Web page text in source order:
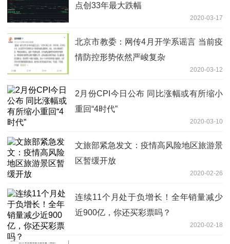
点创33年最大跌幅
2020-03-17
北京市教委：网传4月开学系谣言 当前疫
情防控形势依然严峻复杂
2020-03-12
2月份CPI今日公布 同比涨幅或有所缩小
重回“4时代”
2020-03-10
文旅部紧急发文：疫情高风险地区旅游景
区暂缓开放
2020-02-26
连续11个月处于负增长！全年销量减少
近900亿，你还买彩票吗？
2020-02-18